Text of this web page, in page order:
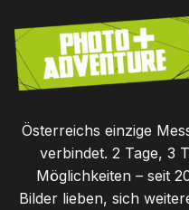
Österreichs einzige
verbindet. 2 Tage, 3
Möglichkeiten – seit
Bilder lieben, sich